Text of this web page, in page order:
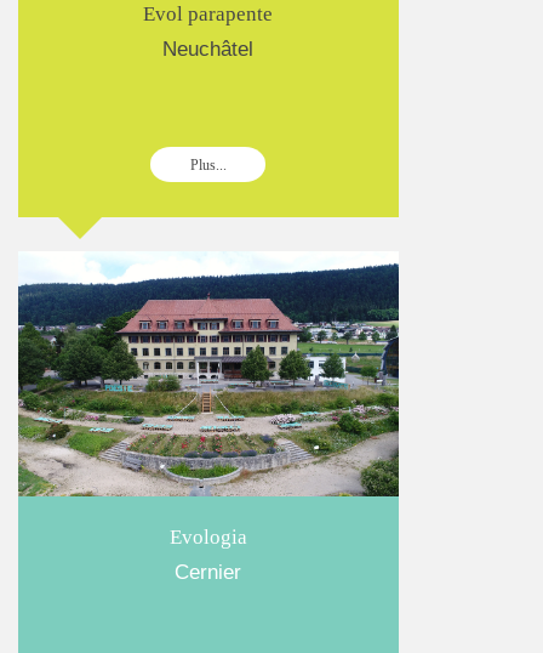
Evol parapente
Neuchâtel
Plus...
Evologia
Cernier